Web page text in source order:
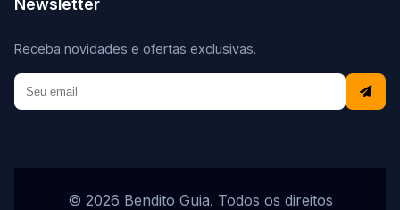
Newsletter
Receba novidades e ofertas exclusivas.
© 2026 Bendito Guia. Todos os direitos